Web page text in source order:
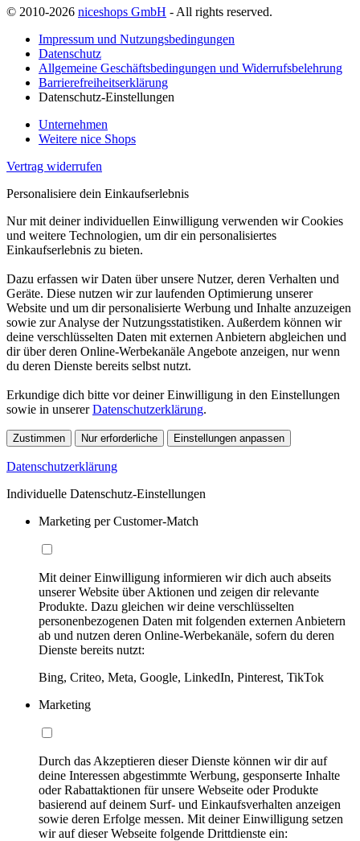
© 2010-2026 niceshops GmbH - All rights reserved.
Impressum und Nutzungsbedingungen
Datenschutz
Allgemeine Geschäftsbedingungen und Widerrufsbelehrung
Barrierefreiheitserklärung
Datenschutz-Einstellungen
Unternehmen
Weitere nice Shops
Vertrag widerrufen
Personalisiere dein Einkaufserlebnis
Nur mit deiner individuellen Einwilligung verwenden wir Cookies
und weitere Technologien, um dir ein personalisiertes
Einkaufserlebnis zu bieten.
Dazu erfassen wir Daten über unsere Nutzer, deren Verhalten und
Geräte. Diese nutzen wir zur laufenden Optimierung unserer
Website und um dir personalisierte Werbung und Inhalte anzuzeigen
sowie zur Analyse der Nutzungsstatistiken. Außerdem können wir
deine verschlüsselten Daten mit externen Anbietern abgleichen und
dir über deren Online-Werbekanäle Angebote anzeigen, nur wenn
du deren Dienste bereits selbst nutzt.
Erkundige dich bitte vor deiner Einwilligung in den Einstellungen
sowie in unsererDatenschutzerklärung.
Zustimmen Nur erforderliche Einstellungen anpassen
Datenschutzerklärung
Individuelle Datenschutz-Einstellungen
Marketing per Customer-Match
Mit deiner Einwilligung informieren wir dich auch abseits
unserer Website über Aktionen und zeigen dir relevante
Produkte. Dazu gleichen wir deine verschlüsselten
personenbezogenen Daten mit folgenden externen Anbietern
ab und nutzen deren Online-Werbekanäle, sofern du deren
Dienste bereits nutzt:
Bing, Criteo, Meta, Google, LinkedIn, Pinterest, TikTok
Marketing
Durch das Akzeptieren dieser Dienste können wir dir auf
deine Interessen abgestimmte Werbung, gesponserte Inhalte
oder Rabattaktionen für unsere Webseite oder Produkte
basierend auf deinem Surf- und Einkaufsverhalten anzeigen
sowie deren Erfolge messen. Mit deiner Einwilligung setzen
wir auf dieser Webseite folgende Drittdienste ein: